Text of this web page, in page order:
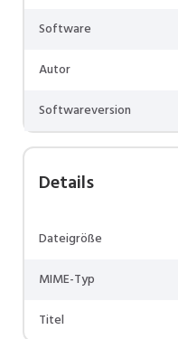
Software
Autor
Softwareversion
Details
Dateigröße
MIME-Typ
Titel